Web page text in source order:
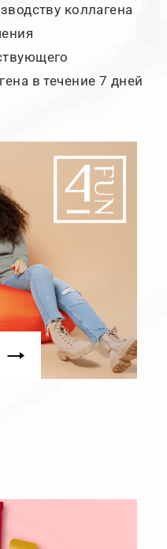
коллагена
в течение 7 дней